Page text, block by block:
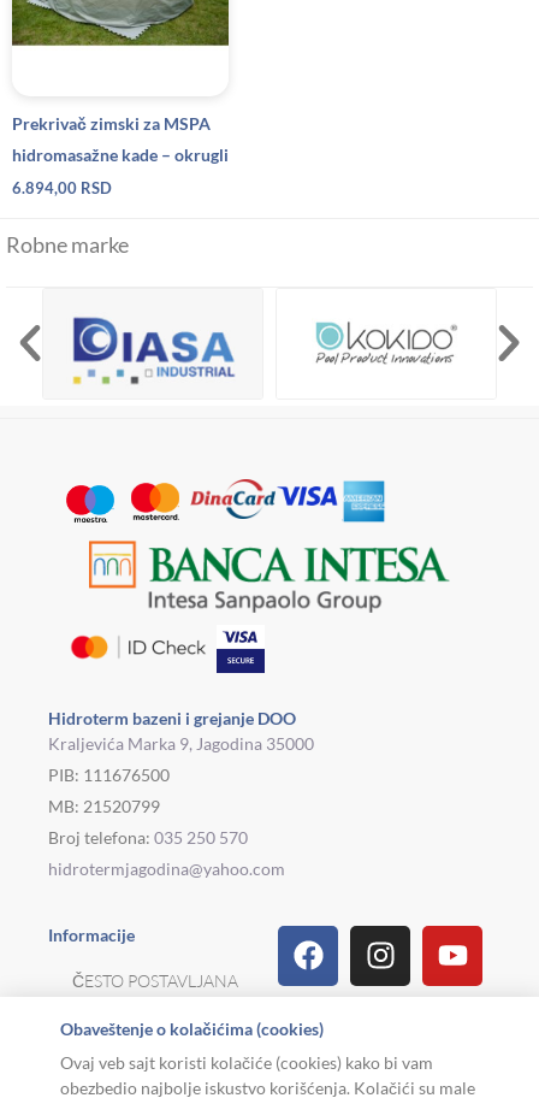
Prekrivač zimski za MSPA
hidromasažne kade – okrugli
6.894,00 RSD
Robne marke
Hidroterm bazeni i grejanje DOO
Kraljevića Marka 9, Jagodina 35000
PIB: 111676500
MB: 21520799
Broj telefona: 035 250 570
hidrotermjagodina@yahoo.com
Informacije
ČESTO POSTAVLJANA
REKLAMACIJE I
POVRAT ROBE
FacebookInstagram
Linkedin
Viber
TiktokPinterest
Obaveštenje o kolačićima (cookies)
Ovaj veb sajt koristi kolačiće (cookies) kako bi vam
obezbedio najbolje iskustvo korišćenja. Kolačići su male